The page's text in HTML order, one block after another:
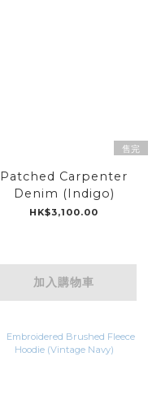
售完
Patched Carpenter
Denim (Indigo)
HK$3,100.00
加入購物車